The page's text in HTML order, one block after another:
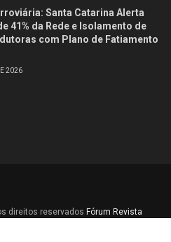
Santa Catarina Alerta
41% da Rede e Isolamento de
com Plano de Fatiamento
2026
direitos reservados Fórum Revista